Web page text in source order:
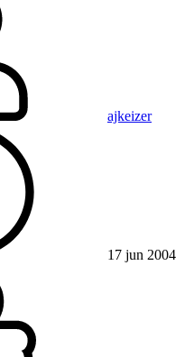
ajkeizer
17 jun 2004